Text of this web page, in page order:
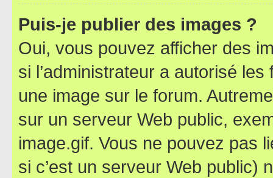
Puis-je publier des images ?
Oui, vous pouvez afficher des
si l’administrateur a autorisé
une image sur le forum.
sur un serveur Web public,
image.gif. Vous ne pouvez pas
si c’est un serveur Web public)